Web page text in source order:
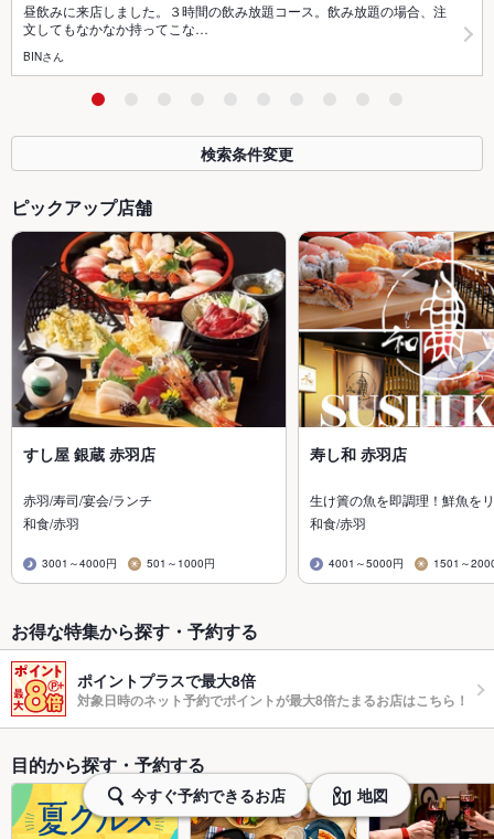
昼飲みに来店しました。３時間の飲み放題コース。飲み放題の場合、注
文してもなかなか持ってこな…
BINさん
検索条件変更
ピックアップ店舗
すし屋 銀蔵 赤羽店
赤羽/寿司/宴会/ランチ
和食/赤羽
3001～4000円 501～1000円
寿し和 赤羽店
生け簀の魚を即調理！鮮魚を
和食/赤羽
4001～5000円 1501～
お得な特集から探す・予約する
ポイントプラスで最大8倍
対象日時のネット予約でポイントが最大8倍たまるお店はこちら！
目的から探す・予約する
今すぐ予約できるお店 地図